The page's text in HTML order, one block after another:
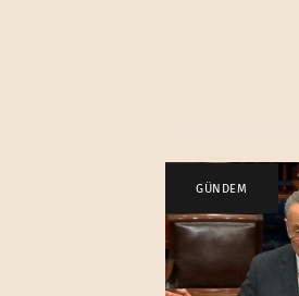
GÜNDEM